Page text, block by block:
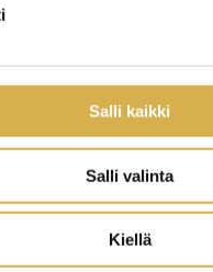
Salli kaikki
Salli valinta
Kiellä
maksuttomuuden pidentäminen
ohjaajat